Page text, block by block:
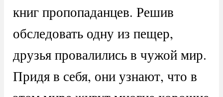
книг пропопаданцев. Решив
обследовать одну из пещер,
друзья провалились в чужой мир.
Придя в себя, они узнают, что в